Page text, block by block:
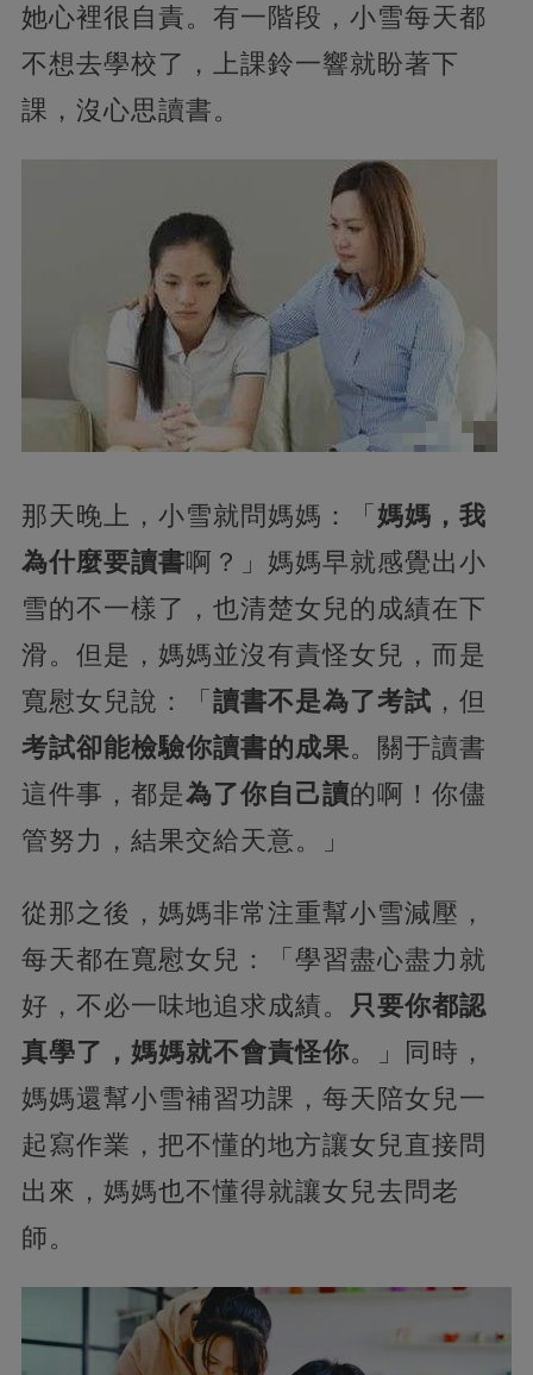
她心裡很自責。有一階段，小雪每天都
不想去學校了，上課鈴一響就盼著下
課，沒心思讀書。
那天晚上，小雪就問媽媽：「 媽媽，我
為什麼要讀書啊？」媽媽早就感覺出小
雪的不一樣了，也清楚女兒的成績在下
滑。但是，媽媽並沒有責怪女兒，而是
寬慰女兒說：「 讀書不是為了考試 ，但
考試卻能檢驗你讀書的成果。關于讀書
這件事，都是為了你自己讀的啊！你儘
管努力，結果交給天意。」
從那之後，媽媽非常注重幫小雪減壓，
每天都在寬慰女兒：「學習盡心盡力就
好，不必一味地追求成績。
只要你都認
真學了，媽媽就不會責怪你。」同時，
媽媽還幫小雪補習功課，每天陪女兒一
起寫作業，把不懂的地方讓女兒直接問
出來，媽媽也不懂得就讓女兒去問老
師。